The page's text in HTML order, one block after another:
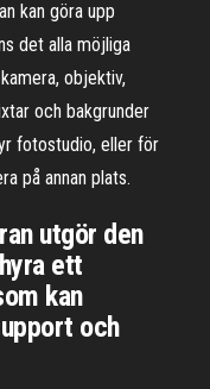
kan göra upp
det alla möjliga
objektiv,
och bakgrunder
fotostudio, eller för
på annan plats.
utgör den
ett
kan
och